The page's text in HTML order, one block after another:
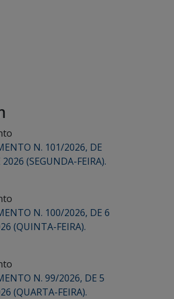
N. 101/2026, DE
(SEGUNDA-FEIRA).
N. 100/2026, DE 6
(QUINTA-FEIRA).
N. 99/2026, DE 5
(QUARTA-FEIRA).